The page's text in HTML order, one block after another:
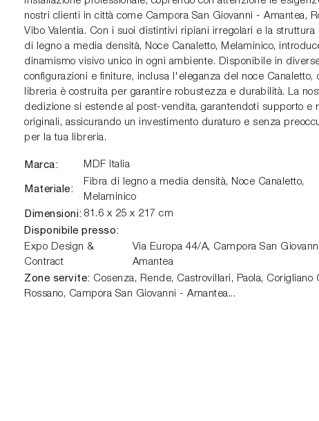
nostri clienti in città come Campora San Giovanni - Amantea,
Vibo Valentia. Con i suoi distintivi ripiani irregolari e la struttura
di legno a media densità, Noce Canaletto, Melaminico,
dinamismo visivo unico in ogni ambiente. Disponibile in
configurazioni e finiture, inclusa l'eleganza del noce Canaletto,
libreria è costruita per garantire robustezza e durabilità. La
dedizione si estende al post-vendita, garantendoti supporto e
originali, assicurando un investimento duraturo e senza
per la tua libreria.
Marca: MDF Italia
Materiale:
Fibra di legno a media densità, Noce Canaletto,
Melaminico
Dimensioni: 81.6 x 25 x 217 cm
Disponibile presso:
Expo Design &
Contract
Via Europa 44/A, Campora San
Amantea
Zone servite: Cosenza, Rende, Castrovillari, Paola, Corigliano
Rossano, Campora San Giovanni - Amantea...